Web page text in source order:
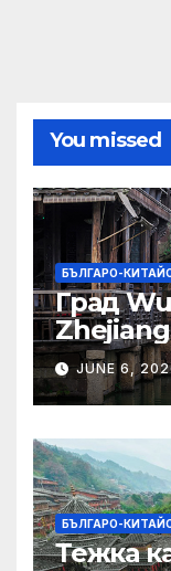
You missed
БЪЛГАРО-
Град
JUNE 6,
БЪЛГАРО-
Тежка